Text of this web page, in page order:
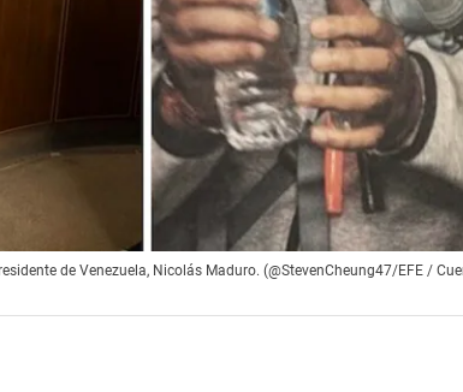
de Venezuela, Nicolás Maduro. (@StevenCheung47/EFE /